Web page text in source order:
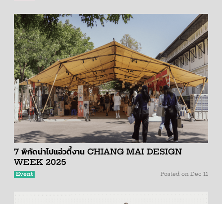
7 พิกัดน่าไปแอ่วตี้งาน CHIANG MAI DESIGN
WEEK 2025
Event Posted on Dec 11